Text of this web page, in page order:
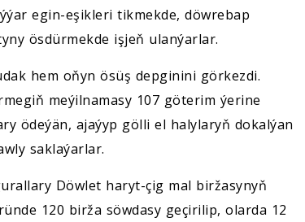
egin-eşikleri tikmekde, döwrebap
ösdürmekde işjeň ulanýarlar.
hem oňyn ösüş depginini görkezdi.
meýilnamasy 107 göterim ýerine
ödeýän, ajaýyp gölli el halylaryň dokalýan
saklaýarlar.
Döwlet haryt-çig mal biržasynyň
120 birža söwdasy geçirilip, olarda 12